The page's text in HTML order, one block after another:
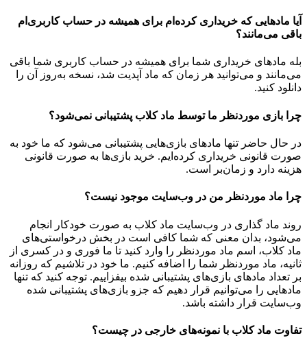
آیا مادهایی که خریداری کرده‌ام برای همیشه در حساب‌ کاربری‌ام
باقی می‌مانند؟
بله مادهای خریداری شما برای همیشه در حساب کاربری شما باقی
می‌مانند و می‌توانید هر زمان که ماد آپدیت شد، نسخه به‌روز آن را
دانلود کنید.
چرا بازی موردنظر ما توسط ماد کلاب پشتیبانی نمی‌شود؟
در حال حاضر تنها مادهای بازی‌هایی پشتیبانی می‌شود که ما خود به
صورت قانونی خریداری کرده‌ایم. خرید بازی‌ها به صورت قانونی
هزینه دارد و زمان‌بر است.
چرا ماد موردنظر من در وب‌سایت موجود نیست؟
روند ماد گذاری در وب‌سایت ماد کلاب به صورت خودکار انجام
می‌شود، بدان معنی که شما کافی است در بخش درخواستی‌های
ماد کلاب، اسم ماد موردنظر را وارد کنید تا ما فوری و در کسری از
ثانیه، ماد موردنظر شما را اضافه کنیم. ما خود در تلاشیم که روزانه
بر تعداد مادهای بازی‌های پشتیبانی شده بیفزاییم. توجه کنید که تنها
مادهایی را می‌توانیم قرار دهیم که جزو بازی‌های پشتیبانی شده
وب‌سایت قرار داشته باشد.
تفاوت ماد کلاب با نمونه‌های خارجی در چیست؟